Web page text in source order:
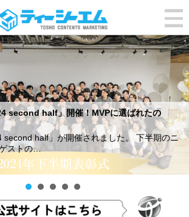
second half」開催！MVPに選ばれたの
second half」が開催されました。 下半期のニ
ストの…